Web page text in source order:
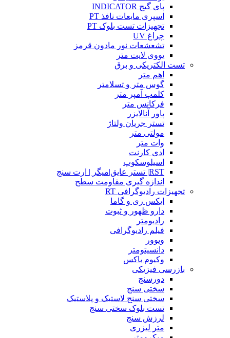
پای گیج INDICATOR
اسپری مایعات نافذ PT
تجهیزات تست بلوک PT
چراغ UV
تشعشعات نور مادون قرمز
یووی لایت متر
تست الکتریکی و برق
اهم متر
گوس متر و تسلامتر
کلمپ آمپر متر
فرکانس متر
پاور آنالایزر
تستر جریان ولتاژ
مولتی متر
وات متر
ادی کارنت
اسیلوسکوپ
RST| تستر عایق|میگر | ارت سنج
اندازه گیری مقاومت سطح
تجهیزات رادیوگرافی RT
ایکس ری و گاما
دارو ظهور و ثبوت
رادیومتر
فیلم رادیوگرافی
ویوور
دانسیتومتر
وکیوم باکس
بازرسی فیزیکی
دورسنج
سختی سنج
سختی سنج لاستیک و پلاستیک
تست بلوک سختی سنج
لرزش سنج
متر لیزری